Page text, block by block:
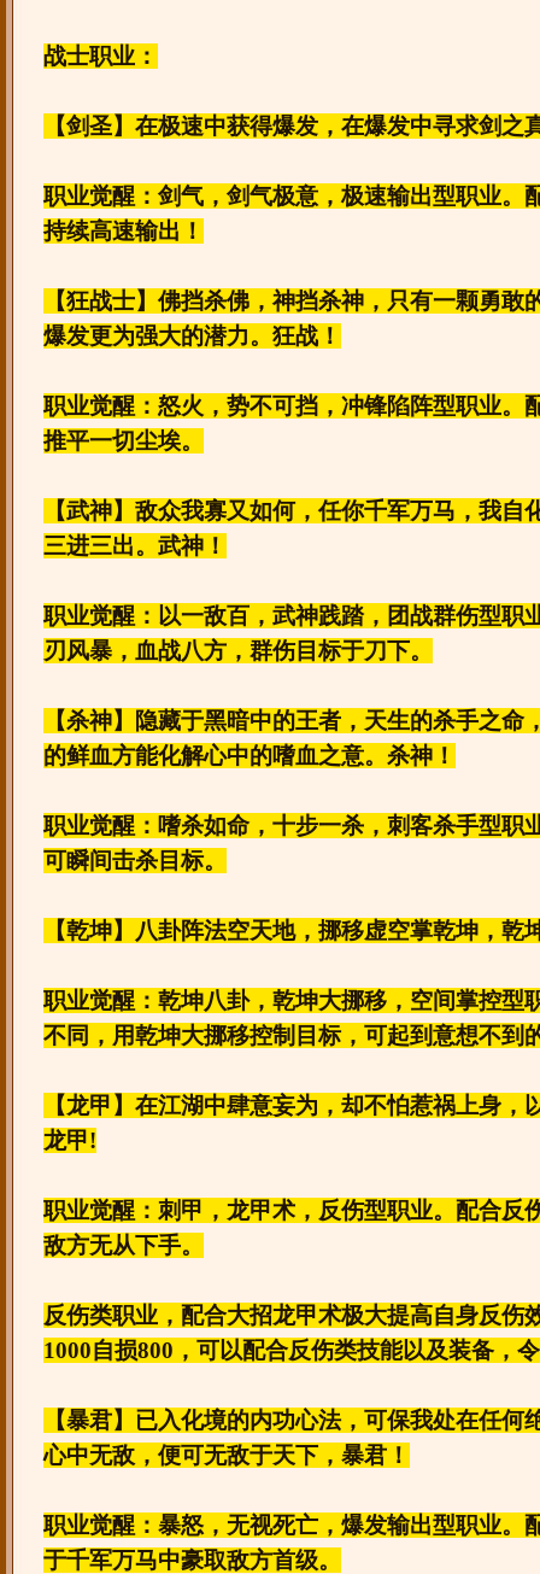
战士职业：
【剑圣】在极速中获得爆发，在爆发中寻求剑之
职业觉醒：剑气，剑气极意，极速输出型职业。
持续高速输出！
【狂战士】佛挡杀佛，神挡杀神，只有一颗勇敢
爆发更为强大的潜力。狂战！
职业觉醒：怒火，势不可挡，冲锋陷阵型职业。
推平一切尘埃。
【武神】敌众我寡又如何，任你千军万马，我自
三进三出。武神！
职业觉醒：以一敌百，武神践踏，团战群伤型职
刃风暴，血战八方，群伤目标于刀下。
【杀神】隐藏于黑暗中的王者，天生的杀手之命
的鲜血方能化解心中的嗜血之意。杀神！
职业觉醒：嗜杀如命，十步一杀，刺客杀手型职
可瞬间击杀目标。
【乾坤】八卦阵法空天地，挪移虚空掌乾坤，乾
职业觉醒：乾坤八卦，乾坤大挪移，空间掌控型
不同，用乾坤大挪移控制目标，可起到意想不到
【龙甲】在江湖中肆意妄为，却不怕惹祸上身，
龙甲!
职业觉醒：刺甲，龙甲术，反伤型职业。配合反
敌方无从下手。
反伤类职业，配合大招龙甲术极大提高自身反伤
1000自损800，可以配合反伤类技能以及装备，
【暴君】已入化境的内功心法，可保我处在任何
心中无敌，便可无敌于天下，暴君！
职业觉醒：暴怒，无视死亡，爆发输出型职业。
于千军万马中豪取敌方首级。